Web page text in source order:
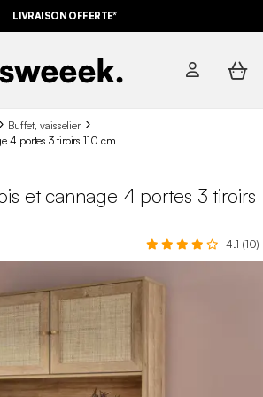
LIVRAISON OFFERTE*
Buffet, vaisselier
4 portes 3 tiroirs 110 cm
et cannage 4 portes 3 tiroirs
4.1 (10)